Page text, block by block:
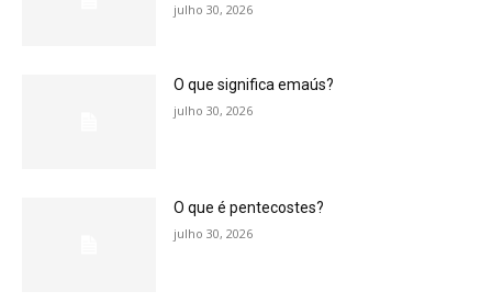
julho 30, 2026
O que significa emaús?
julho 30, 2026
O que é pentecostes?
julho 30, 2026